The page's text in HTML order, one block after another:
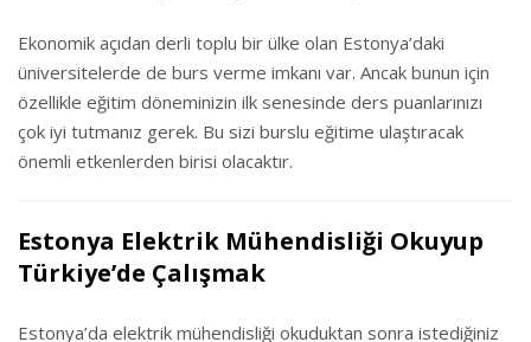
Ekonomik açıdan derli toplu bir ülke olan Estonya’daki
üniversitelerde de burs verme imkanı var. Ancak bunun için
özellikle eğitim döneminizin ilk senesinde ders puanlarınızı
çok iyi tutmanız gerek. Bu sizi burslu eğitime ulaştıracak
önemli etkenlerden birisi olacaktır.
Estonya Elektrik Mühendisliği Okuyup
Türkiye’de Çalışmak
Estonya’da elektrik mühendisliği okuduktan sonra istediğiniz